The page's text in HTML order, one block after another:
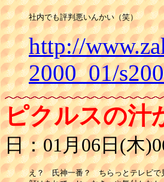
社内でも評判悪いんかい（笑）
http://
2000_01/
ピクルスの汁
日：01月06日(木
え？　氏神一番？　ちらっとテレビ